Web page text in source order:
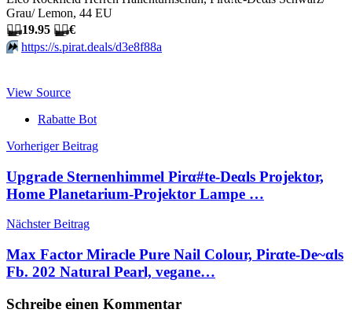
Grau/ Lemon, 44 EU
🏴‍☠️19.95 🏴‍☠️€
⏩️ https://s.pirat.deals/d3e8f88a
View Source
Rabatte Bot
Beitragsnavigation
Vorheriger Beitrag
Upgrade Sternenhimmel Pirα#tе-Dеαls Projektor,
Home Planetarium-Projektor Lampe …
Nächster Beitrag
Max Factor Miracle Pure Nail Colour, Pirαtе-Dе~αls
Fb. 202 Natural Pearl, vegane…
Schreibe einen Kommentar